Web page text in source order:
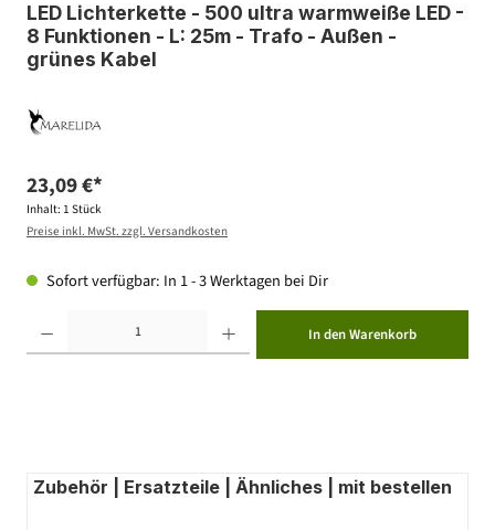
LED Lichterkette - 500 ultra warmweiße LED -
8 Funktionen - L: 25m - Trafo - Außen -
grünes Kabel
23,09 €*
Inhalt: 1 Stück
Preise inkl. MwSt. zzgl. Versandkosten
Sofort verfügbar: In 1 - 3 Werktagen bei Dir
In den Warenkorb
Zubehör | Ersatzteile | Ähnliches | mit bestellen